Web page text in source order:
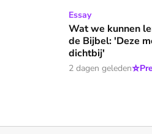
Wat we kunnen leren van
Essay
Wat we kunnen
de Bijbel: 'Deze
dichtbij'
2 dagen geleden⭐